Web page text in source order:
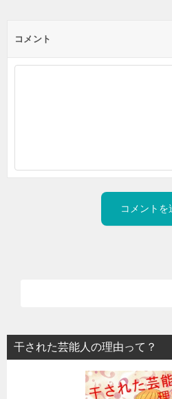
コメント
干された芸能人の理由って？